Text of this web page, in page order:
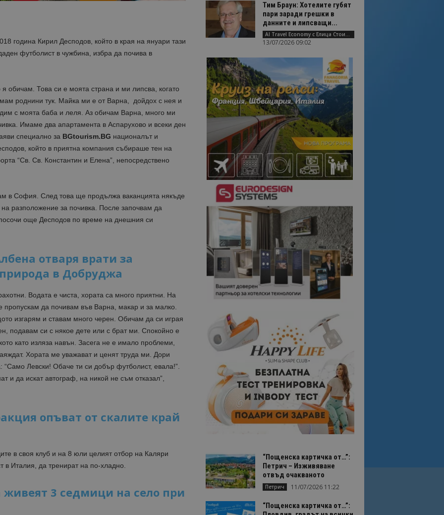
година Кирил Десподов, който в края на януари тази
футболист в чужбина, избра да почива в
обичам. Това си е моята страна и ми липсва, когато
роднини тук. Майка ми е от Варна, дойдох с нея и
с моята баба и леля. Аз обичам Варна, много ми
Имаме два апартамента в Аспарухово и всеки ден
специално за BGtourism.BG националът и
който в приятна компания събираше тен на
“Св. Св. Константин и Елена”, непосредствено
в София. След това ще продължа ваканцията някъде
разположение за почивка. После започвам да
още Десподов по време на днешния си
отваря врати за
в Добруджа
Водата е чиста, хората са много приятни. На
да почивам във Варна, макар и за малко.
изгарям и ставам много черен. Обичам да си играя
подавам си с някое дете или с брат ми. Спокойно е
като изляза навън. Засега не е имало проблеми,
Хората ме уважават и ценят труда ми. Дори
Левски! Обаче ти си добър футболист, евала!”.
и да искат автограф, на никой не съм отказал”,
опъват от скалите край
в своя клуб и на 8 юли целият отбор на Каляри
в Италия, да тренират на по-хладно.
3 седмици на село при
Тим Браун: Хотелите губят
пари заради грешки в
данните и липсващи...
AI Travel Economy с Елица Стоилова
13/07/2026 09:02
“Пощенска картичка от…”:
Петрич – Изживяване
отвъд очакваното
Петрич 11/07/2026 11:22
“Пощенска картичка от…”: